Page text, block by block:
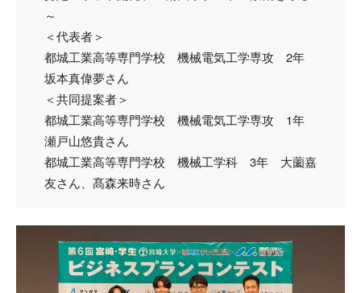
～
＜代表者＞
都城工業高等専門学校 機械電気工学専攻 2年
坂本真偉夢さん
＜共同提案者＞
都城工業高等専門学校 機械電気工学専攻 1年
瀬戸山悠貴さん
都城工業高等専門学校 機械工学科 3年 大薗嘉
友さん、髙森来時さん